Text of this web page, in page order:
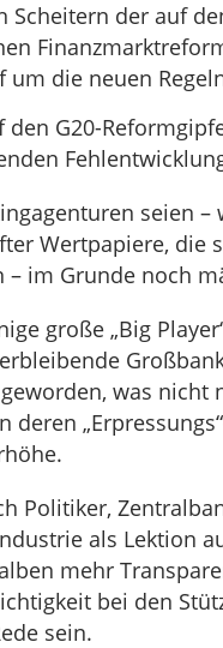
Scheitern der auf
um die neuen
den G20-
seien
Wertpapiere, die
– im Grunde noch
große „Big
was nicht
deren
Politiker,
als Lektion
mehr
bei den
sein.